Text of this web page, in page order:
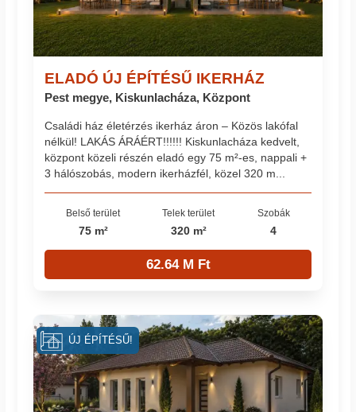
ELADÓ ÚJ ÉPÍTÉSŰ IKERHÁZ
Pest megye, Kiskunlacháza, Központ
Családi ház életérzés ikerház áron – Közös lakófal
nélkül! LAKÁS ÁRÁÉRT!!!!!! Kiskunlacháza kedvelt,
központ közeli részén eladó egy 75 m²-es, nappali +
3 hálószobás, modern ikerházfél, közel 320 m...
Belső terület
75 m²
Telek terület
320 m²
Szobák
4
62.64 M Ft
ÚJ ÉPÍTÉSŰ!